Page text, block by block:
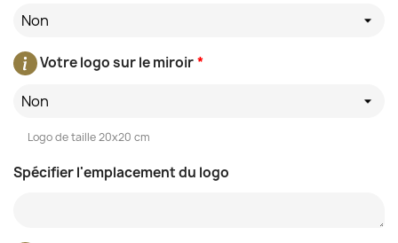
Non
*
Votre logo sur le miroir
Non
Logo de taille 20x20 cm
Spécifier l'emplacement du logo